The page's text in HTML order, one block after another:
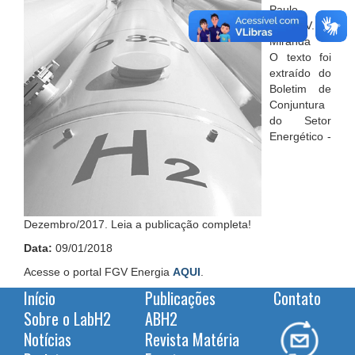
Paulo
Emílio V. de
Miranda
O texto foi
extraído do
Boletim de
Conjuntura
do Setor
Energético -
Dezembro/2017. Leia a publicação completa!
Data: 09/01/2018
Acesse o portal FGV Energia AQUI
Início
Sobre o LabH2
Notícias
Publicações
ABH2
Revista Matéria
Contato